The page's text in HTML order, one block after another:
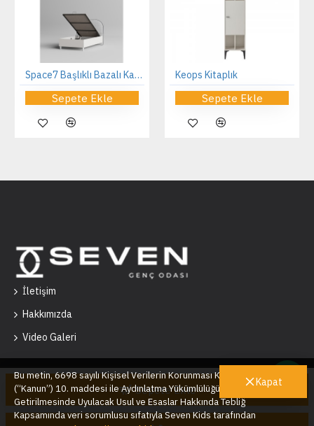
Sepete Ekle
Space7 Başlıklı Bazalı Karyola
Sepete Ekle
Keops Kitaplık
Sepete Ekle
İletişim
Hakkımızda
Video Galeri
Seven Kids © 2025
Kapat
Bu metin, 6698 sayılı Kişisel Verilerin Korunması Kanunu’nun
(“Kanun”) 10. maddesi ile Aydınlatma Yükümlülüğünün Yerine
Getirilmesinde Uyulacak Usul ve Esaslar Hakkında Tebliğ
Kapsamında veri sorumlusu sıfatıyla Seven Kids tarafından